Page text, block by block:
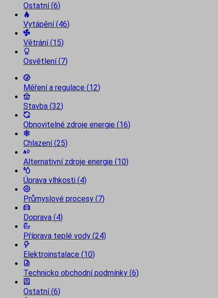
Ostatní (6)
Vytápění (46)
Větrání (15)
Osvětlení (7)
Měření a regulace (12)
Stavba (32)
Obnovitelné zdroje energie (16)
Chlazení (25)
Alternativní zdroje energie (10)
Úprava vlhkosti (4)
Průmyslové procesy (7)
Doprava (4)
Příprava teplé vody (24)
Elektroinstalace (10)
Technicko obchodní podmínky (6)
Ostatní (6)